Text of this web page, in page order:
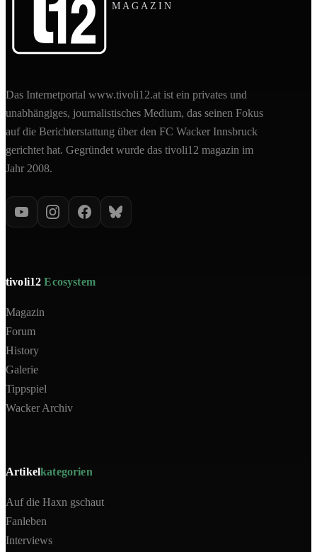
MAGAZIN
Das Internetportal www.tivoli12.at ist ein privates und
unabhängiges, journalistisches Medium, das seinen Fokus
auf die Berichterstattung über den FC Wacker Innsbruck
gerichtet hat. Gegründet wurde das tivoli12 magazin im
Jahr 2008.
tivoli12Ecosystem
Magazin
Forum
History
Galerie
Tippspiel
Wacker Archiv
Artikelkategorien
Auf die Haxn gschaut
Fanleben
Interviews